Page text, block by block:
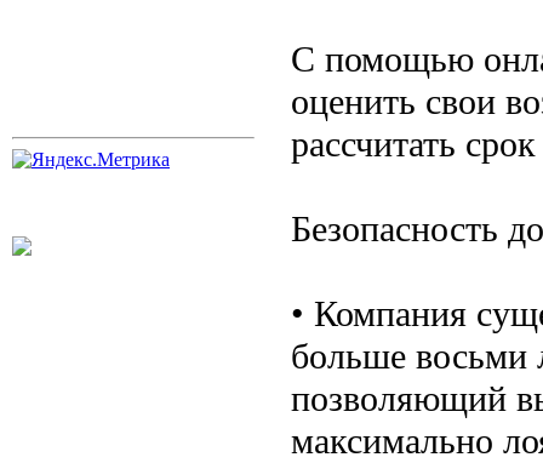
С помощью
оценить свои
рассчитать
Безопасность
• Компания
больше восьми
позволяющий
максимально